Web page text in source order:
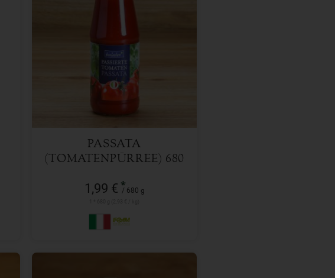
PASSATA
(TOMATENPÜRREE) 680
1,99 € *
/ 680 g
680 g
1,99